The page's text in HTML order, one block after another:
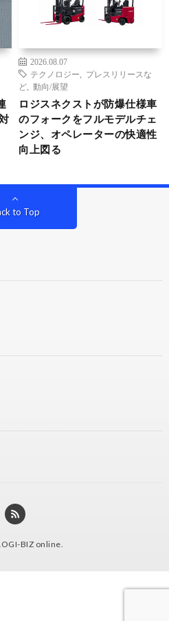
2026.08.07
テクノロジー
プレスリリースな
ど
動向/展望
ロジスネクストが防爆仕様車
のフォークをフルモデルチェ
ンジ、オペレーターの快適性
向上図る
to Top
BIZ online